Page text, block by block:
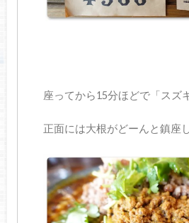
座ってから15分ほどで「スズ
正面には大根がどーんと鎮座